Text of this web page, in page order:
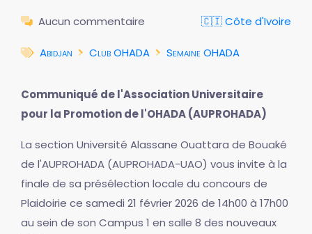
Aucun commentaire 🇨🇮 Côte d'Ivoire
Abidjan Club OHADA Semaine OHADA
Communiqué de l'Association Universitaire
pour la Promotion de l'OHADA (AUPROHADA)
La section Université Alassane Ouattara de Bouaké
de l'AUPROHADA (AUPROHADA-UAO) vous invite à la
finale de sa présélection locale du concours de
Plaidoirie ce samedi 21 février 2026 de 14h00 à 17h00
au sein de son Campus 1 en salle 8 des nouveaux